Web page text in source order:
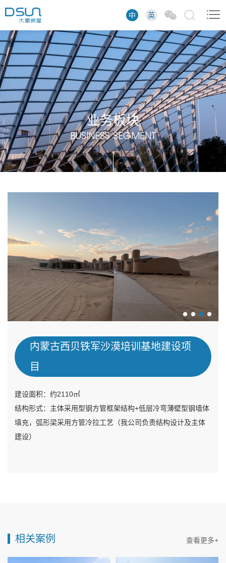
中 英
业务板块
BUSINESS SEGMENT
内蒙古西贝铁军沙漠培训基地建设项
目
建设面积：约2110㎡
结构形式：主体采用型钢方管框架结构+低层冷弯薄壁型钢墙体
填充，弧形梁采用方管冷拉工艺（我公司负责结构设计及主体
建设）
相关案例 查看更多+